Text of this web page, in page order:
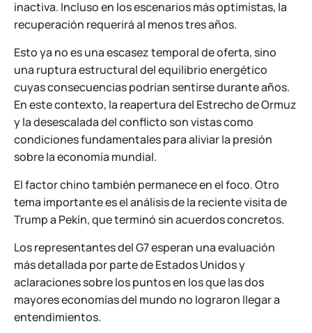
inactiva. Incluso en los escenarios más optimistas, la
recuperación requerirá al menos tres años.
Esto ya no es una escasez temporal de oferta, sino
una ruptura estructural del equilibrio energético
cuyas consecuencias podrían sentirse durante años.
En este contexto, la reapertura del Estrecho de Ormuz
y la desescalada del conflicto son vistas como
condiciones fundamentales para aliviar la presión
sobre la economía mundial.
El factor chino también permanece en el foco. Otro
tema importante es el análisis de la reciente visita de
Trump a Pekín, que terminó sin acuerdos concretos.
Los representantes del G7 esperan una evaluación
más detallada por parte de Estados Unidos y
aclaraciones sobre los puntos en los que las dos
mayores economías del mundo no lograron llegar a
entendimientos.